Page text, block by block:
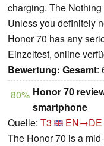
charging. The
Unless you definitely
Honor 70 has any
Einzeltest, online
Bewertung: Gesamt:
80% Honor 70
smartphone
Quelle: T3 EN→DE
The Honor 70 is a